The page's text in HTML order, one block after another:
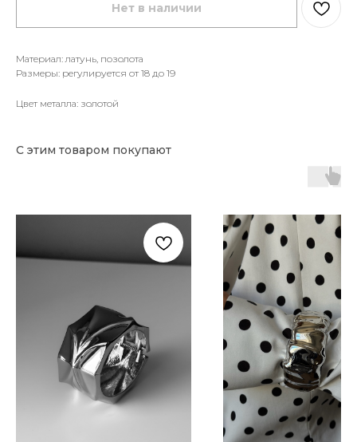
Нет в наличии
Материал: латунь, позолота
Размеры: регулируется от 18 до 19
Цвет металла: золотой
С этим товаром покупают